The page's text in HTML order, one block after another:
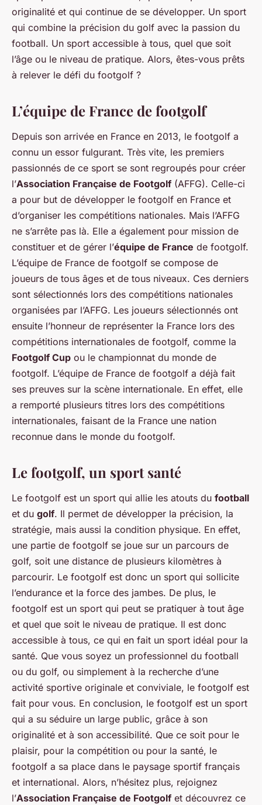
originalité et qui continue de se développer. Un sport
qui combine la précision du golf avec la passion du
football. Un sport accessible à tous, quel que soit
l’âge ou le niveau de pratique. Alors, êtes-vous prêts
à relever le défi du footgolf ?
L’équipe de France de footgolf
Depuis son arrivée en France en 2013, le footgolf a
connu un essor fulgurant. Très vite, les premiers
passionnés de ce sport se sont regroupés pour créer
l’Association Française de Footgolf (AFFG). Celle-ci
a pour but de développer le footgolf en France et
d’organiser les compétitions nationales. Mais l’AFFG
ne s’arrête pas là. Elle a également pour mission de
constituer et de gérer l’équipe de France de footgolf.
L’équipe de France de footgolf se compose de
joueurs de tous âges et de tous niveaux. Ces derniers
sont sélectionnés lors des compétitions nationales
organisées par l’AFFG. Les joueurs sélectionnés ont
ensuite l’honneur de représenter la France lors des
compétitions internationales de footgolf, comme la
Footgolf Cup ou le championnat du monde de
footgolf. L’équipe de France de footgolf a déjà fait
ses preuves sur la scène internationale. En effet, elle
a remporté plusieurs titres lors des compétitions
internationales, faisant de la France une nation
reconnue dans le monde du footgolf.
Le footgolf, un sport santé
Le footgolf est un sport qui allie les atouts du football
et du golf. Il permet de développer la précision, la
stratégie, mais aussi la condition physique. En effet,
une partie de footgolf se joue sur un parcours de
golf, soit une distance de plusieurs kilomètres à
parcourir. Le footgolf est donc un sport qui sollicite
l’endurance et la force des jambes. De plus, le
footgolf est un sport qui peut se pratiquer à tout âge
et quel que soit le niveau de pratique. Il est donc
accessible à tous, ce qui en fait un sport idéal pour la
santé. Que vous soyez un professionnel du football
ou du golf, ou simplement à la recherche d’une
activité sportive originale et conviviale, le footgolf est
fait pour vous. En conclusion, le footgolf est un sport
qui a su séduire un large public, grâce à son
originalité et à son accessibilité. Que ce soit pour le
plaisir, pour la compétition ou pour la santé, le
footgolf a sa place dans le paysage sportif français
et international. Alors, n’hésitez plus, rejoignez
l’Association Française de Footgolf et découvrez ce